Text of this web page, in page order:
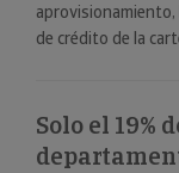
aprovisionamiento,
de crédito de la
Solo el 19%